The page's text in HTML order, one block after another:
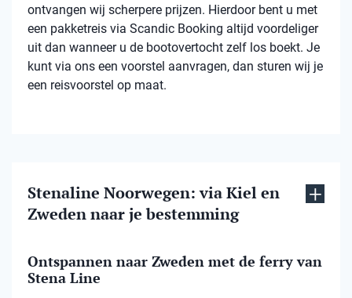
ontvangen wij scherpere prijzen. Hierdoor bent u met
een pakketreis via Scandic Booking altijd voordeliger
uit dan wanneer u de bootovertocht zelf los boekt. Je
kunt via ons een voorstel aanvragen, dan sturen wij je
een reisvoorstel op maat.
Stenaline Noorwegen: via Kiel en
Zweden naar je bestemming
Ontspannen naar Zweden met de ferry van
Stena Line